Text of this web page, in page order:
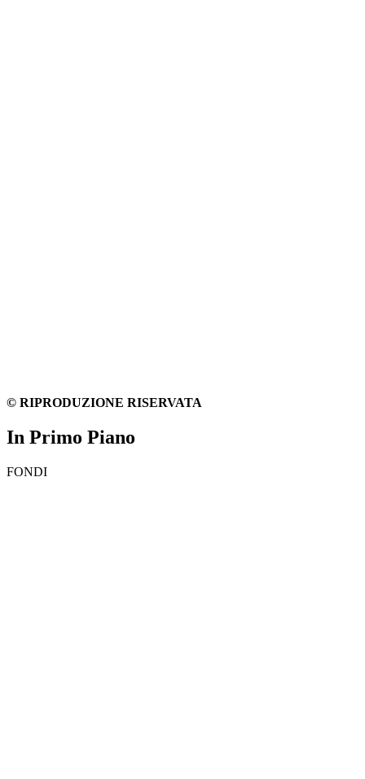
© RIPRODUZIONE RISERVATA
In Primo Piano
FONDI